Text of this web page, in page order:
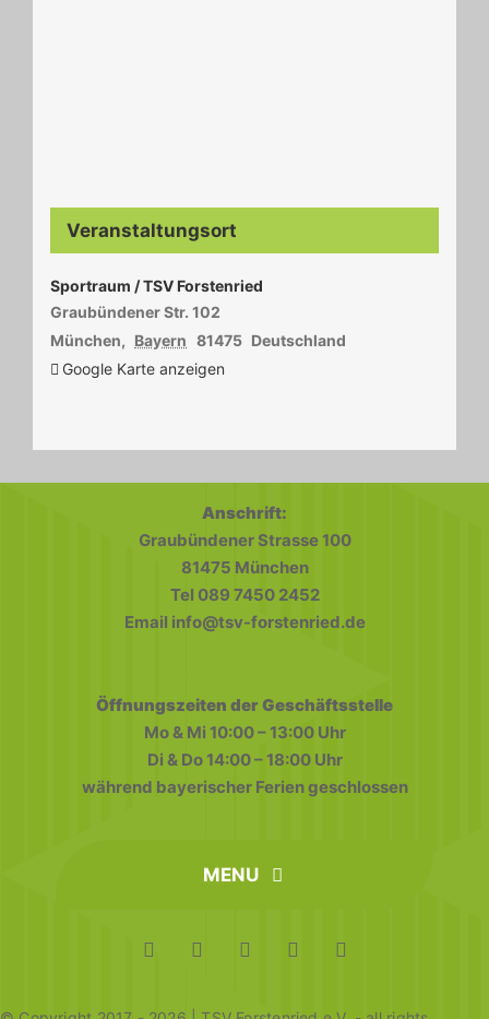
Veranstaltungsort
Sportraum / TSV Forstenried
Graubündener Str. 102
München, Bayern 81475 Deutschland
Google Karte anzeigen
Anschrift:
Graubündener Strasse 100
81475 München
Tel 089 7450 2452
Email info@tsv-forstenried.de
Öffnungszeiten der Geschäftsstelle
Mo & Mi 10:00 – 13:00 Uhr
Di & Do 14:00 – 18:00 Uhr
während bayerischer Ferien geschlossen
MENU
FAQ